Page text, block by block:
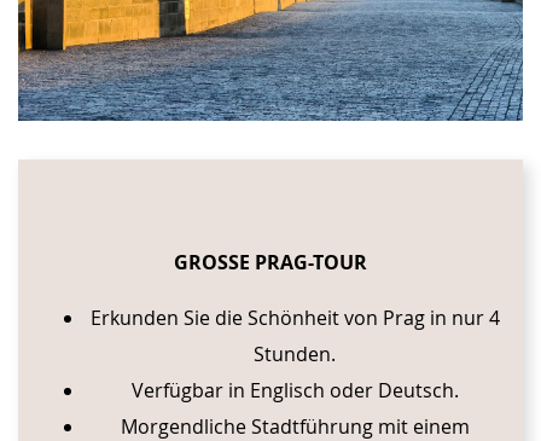
GROSSE PRAG-TOUR
Erkunden Sie die Schönheit von Prag in nur 4
Stunden.
Verfügbar in Englisch oder Deutsch.
Morgendliche Stadtführung mit einem